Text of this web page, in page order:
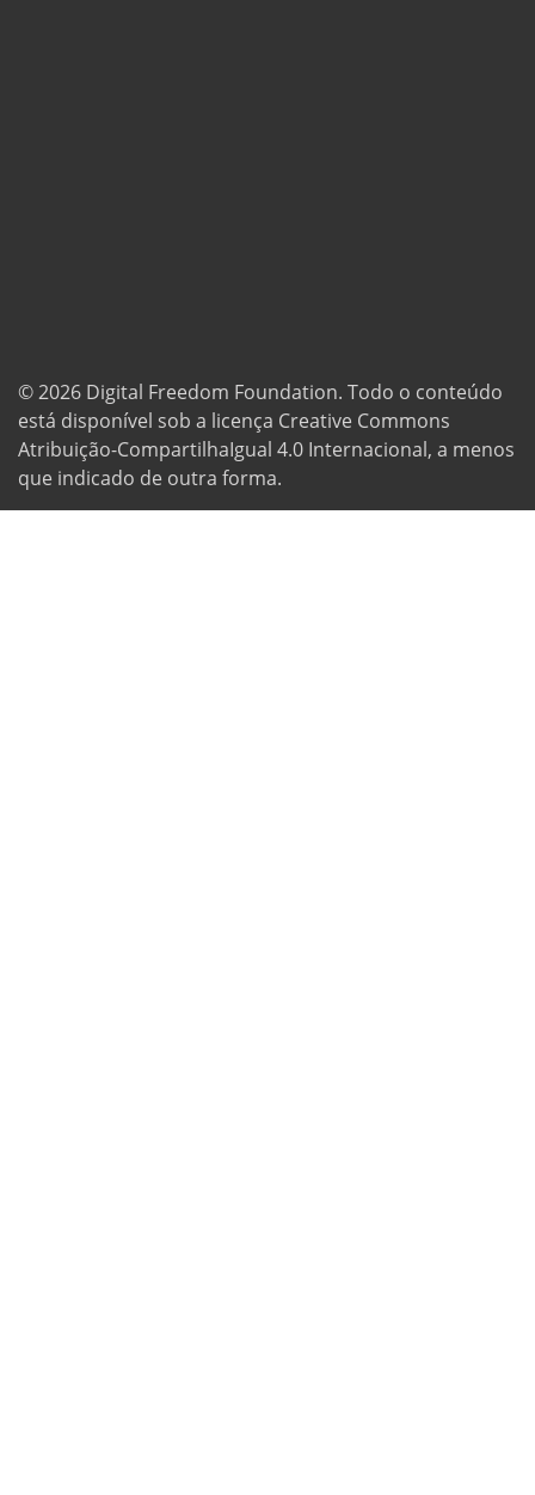
© 2026 Digital Freedom Foundation. Todo o conteúdo
está disponível sob a licença Creative Commons
Atribuição-CompartilhaIgual 4.0 Internacional, a menos
que indicado de outra forma.